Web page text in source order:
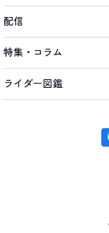
配信
特集・コラム
ライダー図鑑